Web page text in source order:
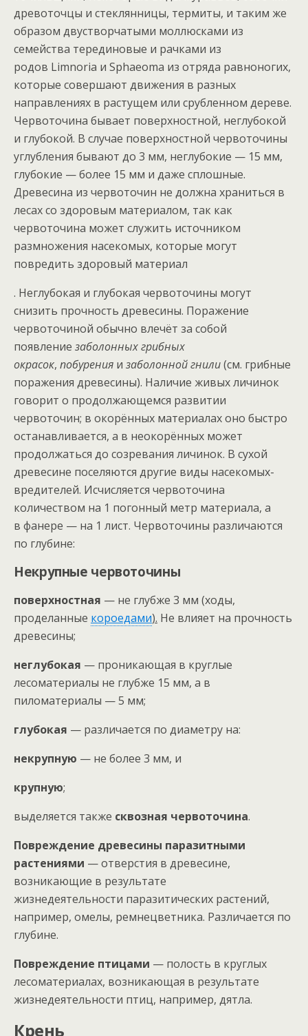
древоточцы и стеклянницы, термиты, и таким же
образом двустворчатыми моллюсками из
семейства терединовые и рачками из
родов Limnoria и Sphaeoma из отряда равноногих,
которые совершают движения в разных
направлениях в растущем или срубленном дереве.
Червоточина бывает поверхностной, неглубокой
и глубокой. В случае поверхностной червоточины
углубления бывают до 3 мм, неглубокие — 15 мм,
глубокие — более 15 мм и даже сплошные.
Древесина из червоточин не должна храниться в
лесах со здоровым материалом, так как
червоточина может служить источником
размножения насекомых, которые могут
повредить здоровый материал
. Неглубокая и глубокая червоточины могут
снизить прочность древесины. Поражение
червоточиной обычно влечёт за собой
появление заболонных грибных
окрасок, побурения и заболонной гнили(см. грибные
поражения древесины). Наличие живых личинок
говорит о продолжающемся развитии
червоточин; в окорённых материалах оно быстро
останавливается, а в неокорённых может
продолжаться до созревания личинок. В сухой
древесине поселяются другие виды насекомых-
вредителей. Исчисляется червоточина
количеством на 1 погонный метр материала, а
в фанере — на 1 лист. Червоточины различаются
по глубине:
Некрупные червоточины
поверхностная — не глубже 3 мм (ходы,
проделанные короедами). Не влияет на прочность
древесины;
неглубокая — проникающая в круглые
лесоматериалы не глубже 15 мм, а в
пиломатериалы — 5 мм;
глубокая — различается по диаметру на:
некрупную — не более 3 мм, и
крупную;
выделяется также сквозная червоточина.
Повреждение древесины паразитными
растениями — отверстия в древесине,
возникающие в результате
жизнедеятельности паразитических растений,
например, омелы, ремнецветника. Различается по
глубине.
Повреждение птицами — полость в круглых
лесоматериалах, возникающая в результате
жизнедеятельности птиц, например, дятла.
Крень